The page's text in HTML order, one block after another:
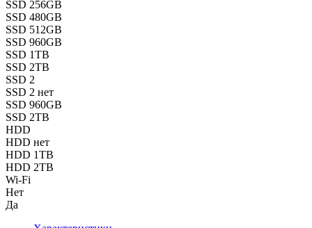
SSD 256GB
SSD 480GB
SSD 512GB
SSD 960GB
SSD 1TB
SSD 2TB
SSD 2
SSD 2 нет
SSD 960GB
SSD 2TB
HDD
HDD нет
HDD 1TB
HDD 2TB
Wi-Fi
Нет
Да